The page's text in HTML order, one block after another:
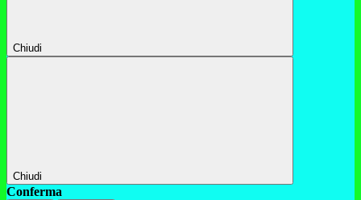
Chiudi
Chiudi
Conferma